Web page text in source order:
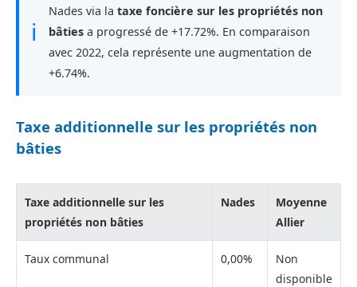
ℹ
Nades via la taxe foncière sur les propriétés non
bâties a progressé de +17.72%. En comparaison
avec 2022, cela représente une augmentation de
+6.74%.
Taxe additionnelle sur les propriétés non
bâties
Taxe additionnelle sur les
propriétés non bâties
Nades
Moyenne
Allier
Taux communal 0,00%
Non
disponible